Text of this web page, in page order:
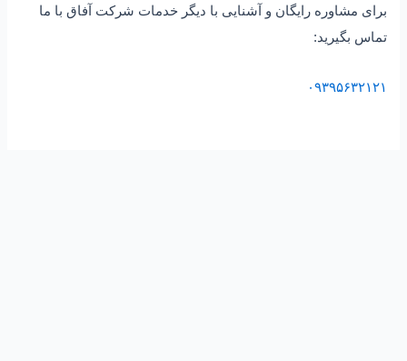
برای مشاوره رایگان و آشنایی با دیگر خدمات شرکت آفاق با ما
تماس بگیرید:
۰۹۳۹۵۶۳۲۱۲۱